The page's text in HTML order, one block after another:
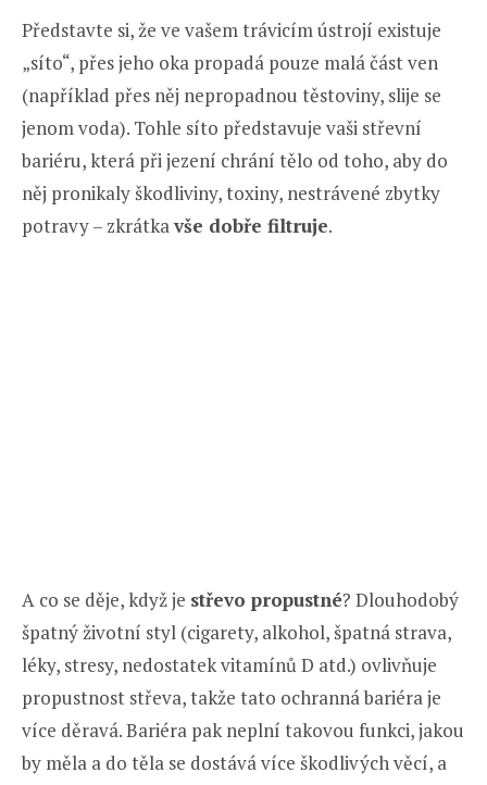
Představte si, že ve vašem trávicím ústrojí existuje
„síto“, přes jeho oka propadá pouze malá část ven
(například přes něj nepropadnou těstoviny, slije se
jenom voda). Tohle síto představuje vaši střevní
bariéru, která při jezení chrání tělo od toho, aby do
něj pronikaly škodliviny, toxiny, nestrávené zbytky
potravy – zkrátkavše dobře filtruje.
A co se děje, když je střevo propustné? Dlouhodobý
špatný životní styl (cigarety, alkohol, špatná strava,
léky, stresy, nedostatek vitamínů D atd.) ovlivňuje
propustnost střeva, takže tato ochranná bariéra je
více děravá. Bariéra pak neplní takovou funkci, jakou
by měla a do těla se dostává více škodlivých věcí, a